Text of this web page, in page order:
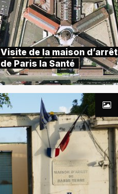
Visite de la maison d’arrêt
de Paris la Santé